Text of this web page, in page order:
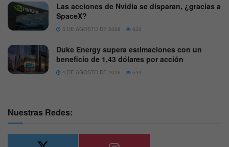
Las acciones de Nvidia se disparan, ¿gracias a
SpaceX?
5 DE AGOSTO DE 2026 632
Duke Energy supera estimaciones con un
beneficio de 1,43 dólares por acción
4 DE AGOSTO DE 2026 544
Nuestras Redes: